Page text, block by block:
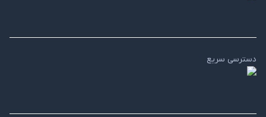
دسترسی سریع